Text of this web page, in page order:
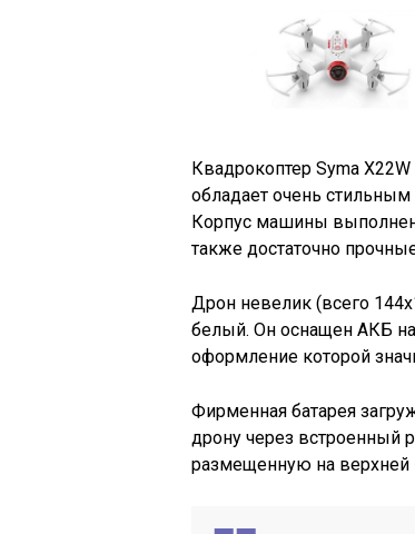
Квадрокоптер Syma
обладает очень
Корпус машины выполнен
также достаточно
Дрон невелик (всего
белый. Он оснащен АКБ
оформление которой
Фирменная батарея
дрону через встроенный
размещенную на